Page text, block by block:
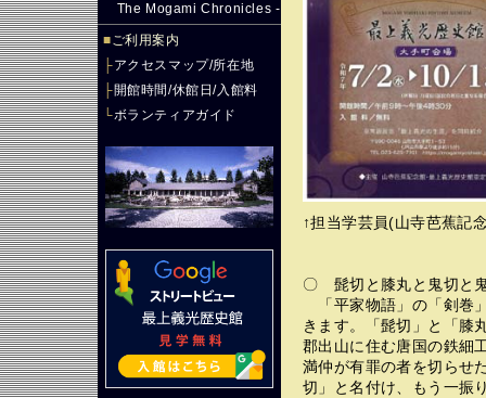
The Mogami Chronicles -
■ご利用案内
├アクセスマップ/所在地
├開館時間/休館日/入館料
└ボランティアガイド
↑担当学芸員(山寺芭蕉記
〇 髭切と膝丸と鬼切と
「平家物語」の「剣巻
きます。「髭切」と「膝
郡出山に住む唐国の鉄細
満仲が有罪の者を切らせ
切」と名付け、もう一振